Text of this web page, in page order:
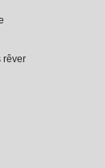
rêver